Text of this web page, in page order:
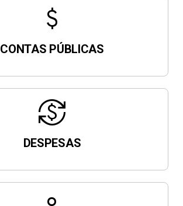
attach_money
CONTAS PÚBLICAS
currency_exchange
DESPESAS